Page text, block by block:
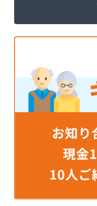
ジェイエイ
ダイイチガ
チリウヒー
ツバメガス
ニイミガス
ニイミ産業
ニイミ産業
ニイミ産業
ハタスビル
ひまわり農